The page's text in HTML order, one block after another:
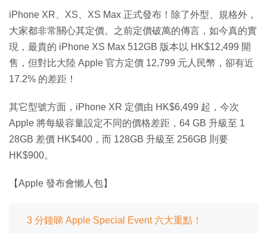
iPhone XR、XS、XS Max 正式發布！除了外型、規格外，
大家都非常關心其定價。之前定價破萬的傳言，如今真的實
現，最貴的 iPhone XS Max 512GB 版本以 HK$12,499 開
售，但對比大陸 Apple 官方定價 12,799 元人民幣，卻有近
17.2% 的差距！
其它型號方面，iPhone XR 定價由 HK$6,499 起，今次
Apple 將每級容量設定不同的價格差距，64 GB 升級至 1
28GB 差價 HK$400，而 128GB 升級至 256GB 則要
HK$900。
【Apple 發布會懶人包】
3 分鐘睇 Apple Special Event 六大重點！